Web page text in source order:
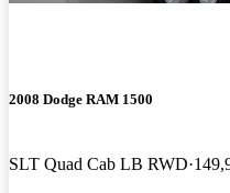
2008 Dodge RAM 1500
SLT Quad Cab LB RWD